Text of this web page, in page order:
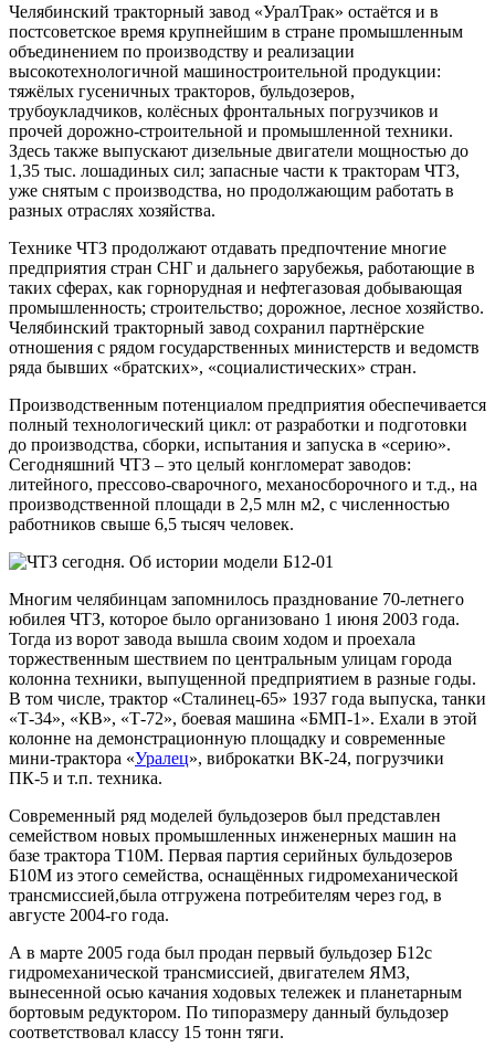
Челябинский тракторный завод «УралТрак» остаётся и в
постсоветское время крупнейшим в стране промышленным
объединением по производству и реализации
высокотехнологичной машиностроительной продукции:
тяжёлых гусеничных тракторов, бульдозеров,
трубоукладчиков, колёсных фронтальных погрузчиков и
прочей дорожно-строительной и промышленной техники.
Здесь также выпускают дизельные двигатели мощностью до
1,35 тыс. лошадиных сил; запасные части к тракторам ЧТЗ,
уже снятым с производства, но продолжающим работать в
разных отраслях хозяйства.
Технике ЧТЗ продолжают отдавать предпочтение многие
предприятия стран СНГ и дальнего зарубежья, работающие в
таких сферах, как горнорудная и нефтегазовая добывающая
промышленность; строительство; дорожное, лесное хозяйство.
Челябинский тракторный завод сохранил партнёрские
отношения с рядом государственных министерств и ведомств
ряда бывших «братских», «социалистических» стран.
Производственным потенциалом предприятия обеспечивается
полный технологический цикл: от разработки и подготовки
до производства, сборки, испытания и запуска в «серию».
Сегодняшний ЧТЗ – это целый конгломерат заводов:
литейного, прессово-сварочного, механосборочного и т.д., на
производственной площади в 2,5 млн м2, с численностью
работников свыше 6,5 тысяч человек.
Многим челябинцам запомнилось празднование 70-летнего
юбилея ЧТЗ, которое было организовано 1 июня 2003 года.
Тогда из ворот завода вышла своим ходом и проехала
торжественным шествием по центральным улицам города
колонна техники, выпущенной предприятием в разные годы.
В том числе, трактор «Сталинец-65» 1937 года выпуска, танки
«Т-34», «КВ», «Т-72», боевая машина «БМП-1». Ехали в этой
колонне на демонстрационную площадку и современные
мини-трактора «Уралец», виброкатки ВК-24, погрузчики
ПК-5 и т.п. техника.
Современный ряд моделей бульдозеров был представлен
семейством новых промышленных инженерных машин на
базе трактора Т10М. Первая партия серийных бульдозеров
Б10М из этого семейства, оснащённых гидромеханической
трансмиссией,была отгружена потребителям через год, в
августе 2004-го года.
А в марте 2005 года был продан первый бульдозер Б12с
гидромеханической трансмиссией, двигателем ЯМЗ,
вынесенной осью качания ходовых тележек и планетарным
бортовым редуктором. По типоразмеру данный бульдозер
соответствовал классу 15 тонн тяги.